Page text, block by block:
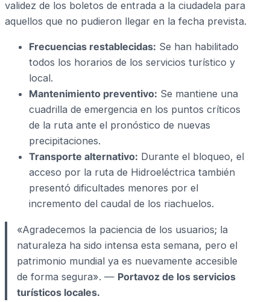
validez de los boletos de entrada a la ciudadela para
aquellos que no pudieron llegar en la fecha prevista.
Frecuencias restablecidas: Se han habilitado
todos los horarios de los servicios turístico y
local.
Mantenimiento preventivo: Se mantiene una
cuadrilla de emergencia en los puntos críticos
de la ruta ante el pronóstico de nuevas
precipitaciones.
Transporte alternativo: Durante el bloqueo, el
acceso por la ruta de Hidroeléctrica también
presentó dificultades menores por el
incremento del caudal de los riachuelos.
«Agradecemos la paciencia de los usuarios; la
naturaleza ha sido intensa esta semana, pero el
patrimonio mundial ya es nuevamente accesible
de forma segura». — Portavoz de los servicios
turísticos locales.